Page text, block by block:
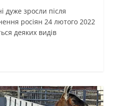
дуже зросли після
росіян 24 лютого 2022
деяких видів